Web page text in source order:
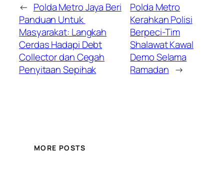
← Polda Metro Jaya Beri
Panduan Untuk
Masyarakat: Langkah
Cerdas Hadapi Debt
Collector dan Cegah
Penyitaan Sepihak
Polda Metro
Kerahkan Polisi
Berpeci-Tim
Shalawat Kawal
Demo Selama
Ramadan →
MORE POSTS